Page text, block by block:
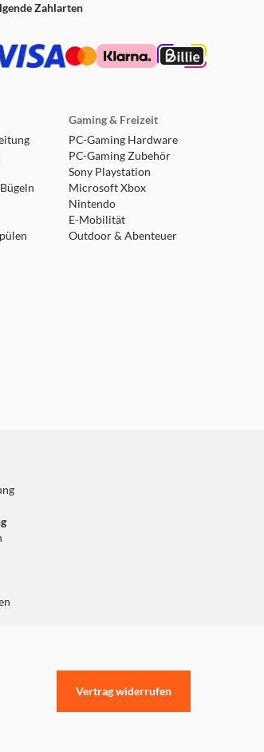
Zahlarten
Gaming & Freizeit
PC-Gaming Hardware
PC-Gaming Zubehör
Sony Playstation
Microsoft Xbox
Nintendo
E-Mobilität
Outdoor & Abenteuer
Vertrag widerrufen